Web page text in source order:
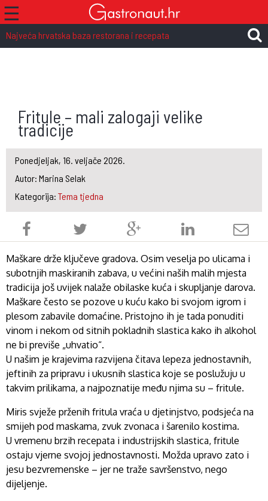
☰
Najveća hrvatska baza restorana i recepata
Fritule – mali zalogaji velike
tradicije
Ponedjeljak, 16. veljače 2026.
Autor: Marina Selak
Kategorija: Tema tjedna
Maškare drže ključeve gradova. Osim veselja po ulicama i
subotnjih maskiranih zabava, u većini naših malih mjesta
tradicija još uvijek nalaže obilaske kuća i skupljanje darova.
Maškare često se pozove u kuću kako bi svojom igrom i
plesom zabavile domaćine. Pristojno ih je tada ponuditi
vinom i nekom od sitnih pokladnih slastica kako ih alkohol
ne bi previše „uhvatio“.
U našim je krajevima razvijena čitava lepeza jednostavnih,
jeftinih za pripravu i ukusnih slastica koje se poslužuju u
takvim prilikama, a najpoznatije među njima su – fritule.
Miris svježe prženih fritula vraća u djetinjstvo, podsjeća na
smijeh pod maskama, zvuk zvonaca i šarenilo kostima.
U vremenu brzih recepata i industrijskih slastica, fritule
ostaju vjerne svojoj jednostavnosti. Možda upravo zato i
jesu bezvremenske – jer ne traže savršenstvo, nego
dijeljenje.